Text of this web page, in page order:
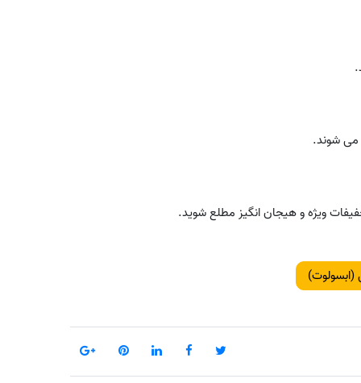
می شوند.
ویژه و هیجان انگیز مطلع شوید.
(ابسولوت)